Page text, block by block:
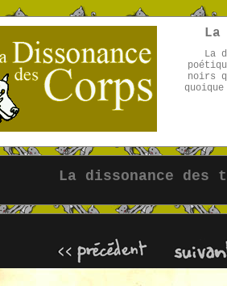
La
La
noirs
La dissonance des